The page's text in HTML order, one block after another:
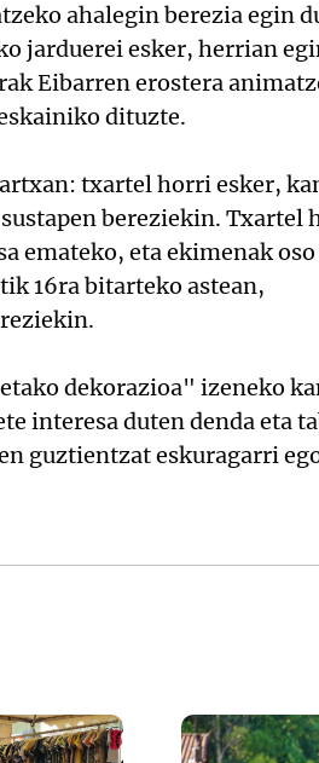
ahalegin berezia egin
jarduerei esker, herrian
Eibarren erostera
dituzte.
txartel horri esker,
bereziekin. Txartel
emateko, eta ekimenak
16ra bitarteko astean,
dekorazioa" izeneko
interesa duten denda eta
guztientzat eskuragarri